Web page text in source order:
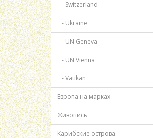
- Switzerland
- Ukraine
- UN Geneva
- UN Vienna
- Vatikan
Европа на марках
Живопись
Карибские острова